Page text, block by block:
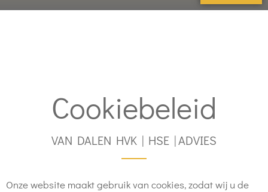
Cookiebeleid
VAN DALEN HVK | HSE | ADVIES
Onze website maakt gebruik van cookies, zodat wij u de